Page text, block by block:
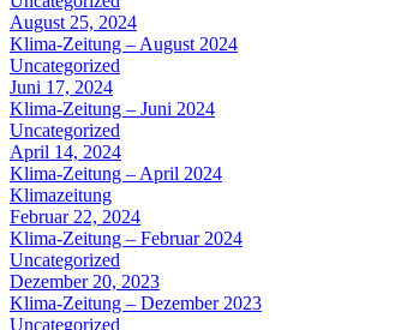
August 25, 2024
Klima-Zeitung – August 2024
Uncategorized
Juni 17, 2024
Klima-Zeitung – Juni 2024
Uncategorized
April 14, 2024
Klima-Zeitung – April 2024
Klimazeitung
Februar 22, 2024
Klima-Zeitung – Februar 2024
Uncategorized
Dezember 20, 2023
Klima-Zeitung – Dezember 2023
Uncategorized